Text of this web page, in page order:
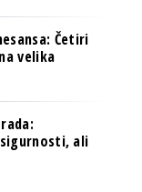
NOVO NA RAFU
Četiri
velika
sigurnosti, ali